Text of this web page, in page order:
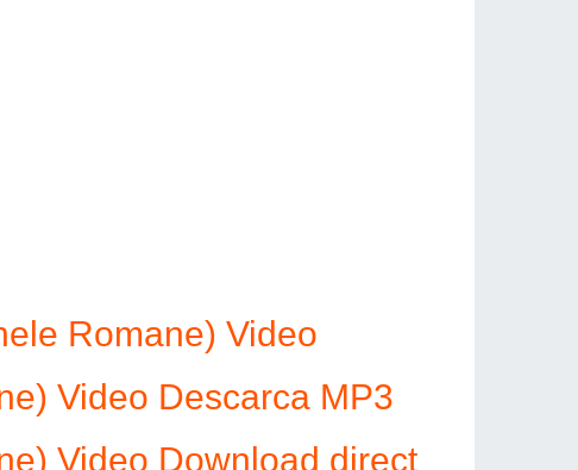
Romane) Video
Video Descarca MP3
Video Download direct